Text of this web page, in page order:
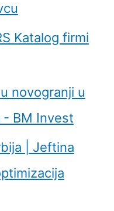
Katalog firmi
novogranji u
BM Invest
| Jeftina